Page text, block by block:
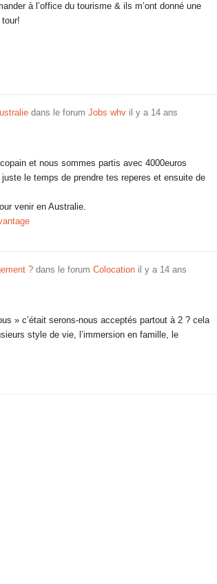
à l’office du tourisme & ils m’ont donné une
dans le forum Jobs whv il y a 14 ans
et nous sommes partis avec 4000euros
le temps de prendre tes reperes et ensuite de
venir en Australie.
? dans le forum Colocation il y a 14 ans
» c’était serons-nous acceptés partout à 2 ? cela
style de vie, l’immersion en famille, le